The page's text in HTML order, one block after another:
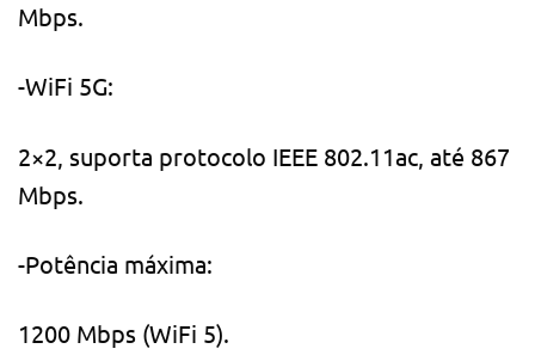
Mbps.
-WiFi 5G:
2×2, suporta protocolo IEEE 802.11ac, até 867
Mbps.
-Potência máxima:
1200 Mbps (WiFi 5).